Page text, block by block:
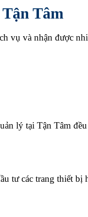
Tâm
vụ và nhận được
lý tại Tận Tâm
tư các trang thiết bị